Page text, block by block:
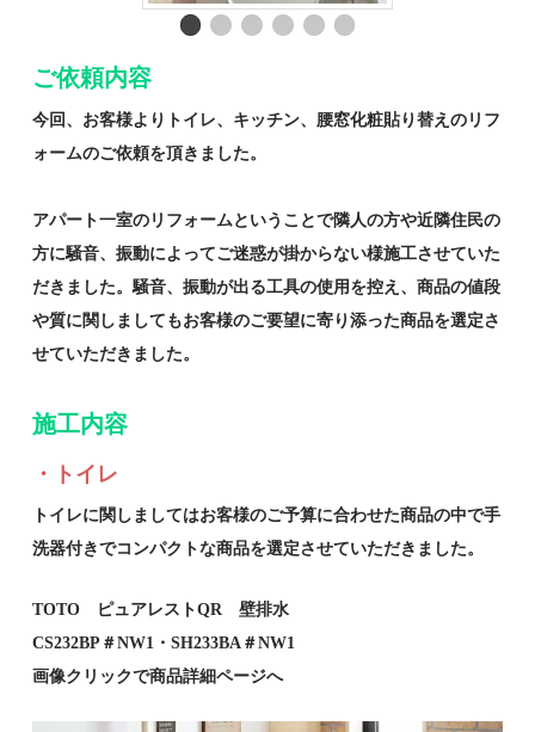
ご依頼内容
今回、お客様よりトイレ、キッチン、腰窓化粧貼り替えのリフ
ォームのご依頼を頂きました。
アパート一室のリフォームということで隣人の方や近隣住民の
方に騒音、振動によってご迷惑が掛からない様施工させていた
だきました。騒音、振動が出る工具の使用を控え、商品の値段
や質に関しましてもお客様のご要望に寄り添った商品を選定さ
せていただきました。
施工内容
・トイレ
トイレに関しましてはお客様のご予算に合わせた商品の中で手
洗器付きでコンパクトな商品を選定させていただきました。
TOTO ピュアレストQR 壁排水
CS232BP＃NW1・SH233BA＃NW1
画像クリックで商品詳細ページへ